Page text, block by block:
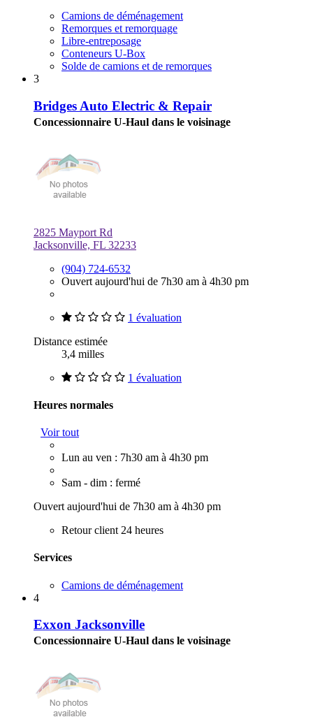
Camions de déménagement
Remorques et remorquage
Libre-entreposage
Conteneurs U-Box
Solde de camions et de remorques
3
Bridges Auto Electric & Repair
Concessionnaire U-Haul dans le voisinage
2825 Mayport Rd
Jacksonville, FL 32233
(904) 724-6532
Ouvert aujourd'hui de 7h30 am à 4h30 pm
1 évaluation
Distance estimée
3,4 milles
1 évaluation
Heures normales
Voir tout
Lun au ven : 7h30 am à 4h30 pm
Sam - dim : fermé
Ouvert aujourd'hui de 7h30 am à 4h30 pm
Retour client 24 heures
Services
Camions de déménagement
4
Exxon Jacksonville
Concessionnaire U-Haul dans le voisinage